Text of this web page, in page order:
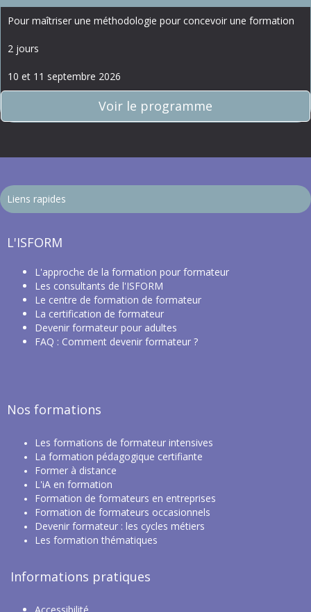
Pour maîtriser une méthodologie pour concevoir une formation
2 jours
10 et 11 septembre 2026
Voir le programme
Liens rapides
L'ISFORM
L'approche de la formation pour formateur
Les consultants de l'ISFORM
Le centre de formation de formateur
La certification de formateur
Devenir formateur pour adultes
FAQ : Comment devenir formateur ?
Nos formations
Les formations de formateur intensives
La formation pédagogique certifiante
Former à distance
L'iA en formation
Formation de formateurs en entreprises
Formation de formateurs occasionnels
Devenir formateur : les cycles métiers
Les formation thématiques
Informations pratiques